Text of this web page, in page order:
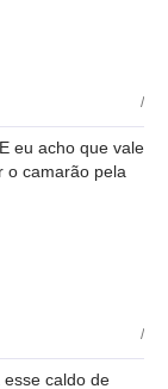
/
eu acho que vale
o camarão pela
/
caldo de